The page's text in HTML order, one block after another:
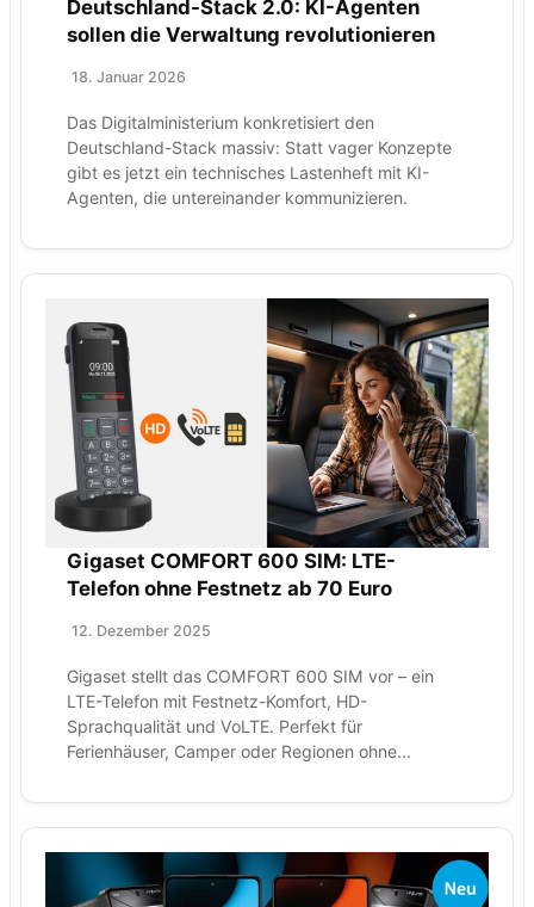
Deutschland-Stack 2.0: KI-Agenten
sollen die Verwaltung revolutionieren
18. Januar 2026
Das Digitalministerium konkretisiert den
Deutschland-Stack massiv: Statt vager Konzepte
gibt es jetzt ein technisches Lastenheft mit KI-
Agenten, die untereinander kommunizieren.
Gigaset COMFORT 600 SIM: LTE-
Telefon ohne Festnetz ab 70 Euro
12. Dezember 2025
Gigaset stellt das COMFORT 600 SIM vor – ein
LTE-Telefon mit Festnetz-Komfort, HD-
Sprachqualität und VoLTE. Perfekt für
Ferienhäuser, Camper oder Regionen ohne...